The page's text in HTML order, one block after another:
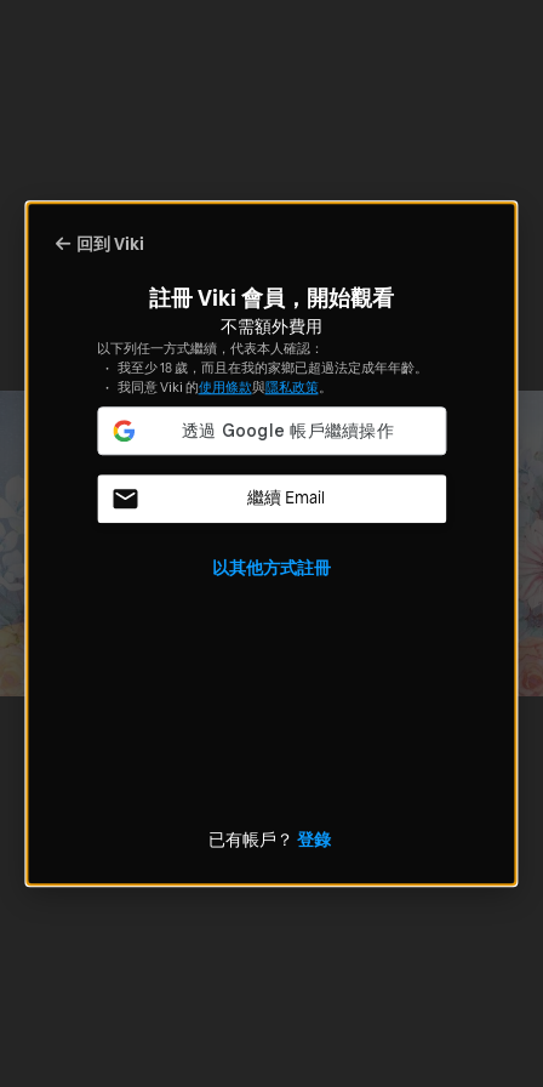
回到 Viki
註冊 Viki 會員，開始觀看
不需額外費用
以下列任一方式繼續，代表本人確認：
我至少 18 歲，而且在我的家鄉已超過法定成年年齡。
我同意 Viki 的使用條款與隱私政策。
繼續 Email
以其他方式註冊
已有帳戶？ 登錄